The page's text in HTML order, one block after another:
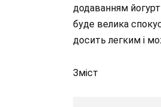
додаванням
буде велика
досить легким і
Зміст